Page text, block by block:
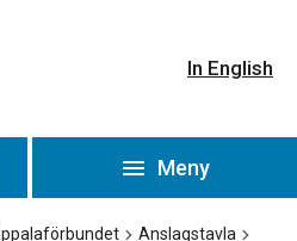
In English
Meny
Anslagstavla